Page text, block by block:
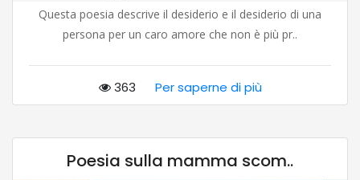
Questa poesia descrive il desiderio e il desiderio di una
persona per un caro amore che non è più pr..
363 Per saperne di più
Poesia sulla mamma scom..